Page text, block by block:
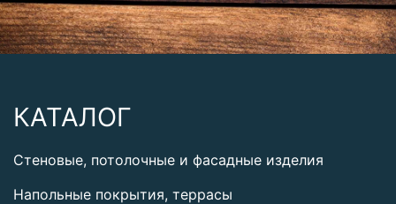
КАТАЛОГ
Стеновые, потолочные и фасадные изделия
Напольные покрытия, террасы